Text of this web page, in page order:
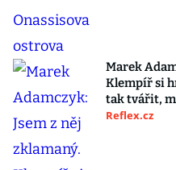
Marek
Klempíř si
tak tvářit,
Reflex.cz